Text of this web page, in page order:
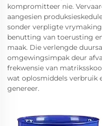
kompromitteer nie.
aangesien
sonder verpligte
benutting van toerusting
maak. Die verlengde
omgewingsimpak deur
frekwensie van
wat oplosmiddels verbruik
genereer.